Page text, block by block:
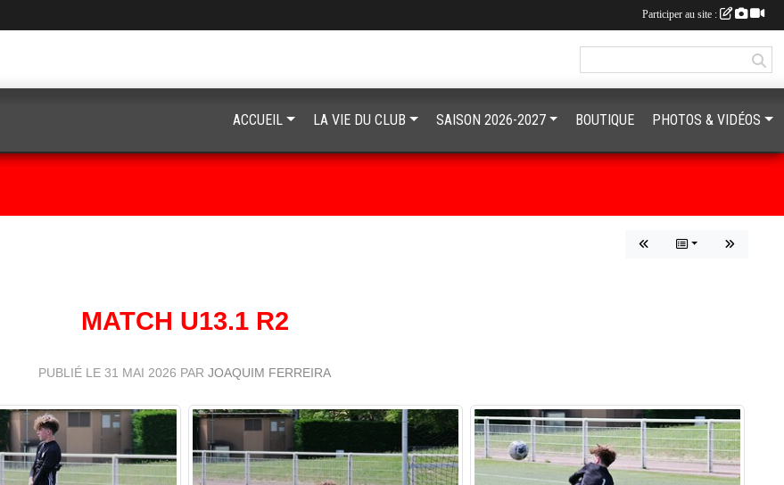
MATCH U13.1 R2
PUBLIÉ LE 31 MAI 2026 PAR JOAQUIM FERREIRA
ACCUEIL LA VIE DU CLUB SAISON 2026-2027 BOUTIQUE PHOTOS & VIDÉOS
Participer au site :